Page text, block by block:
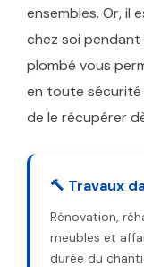
ensembles. Or, il
chez soi
plombé vous
en toute sécurité
de le récupérer
🔨 Travaux
Rénovation,
meubles et
durée du